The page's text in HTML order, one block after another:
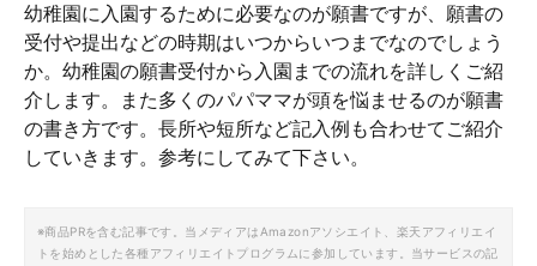
幼稚園に入園するために必要なのが願書ですが、願書の
受付や提出などの時期はいつからいつまでなのでしょう
か。幼稚園の願書受付から入園までの流れを詳しくご紹
介します。また多くのパパママが頭を悩ませるのが願書
の書き方です。長所や短所など記入例も合わせてご紹介
していきます。参考にしてみて下さい。
※商品PRを含む記事です。当メディアはAmazonアソシエイト、楽天アフィリエイ
トを始めとした各種アフィリエイトプログラムに参加しています。当サービスの記